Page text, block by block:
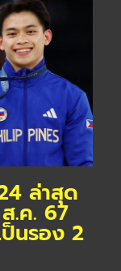
ล่าสุด
.ค. 67
นรอง 2